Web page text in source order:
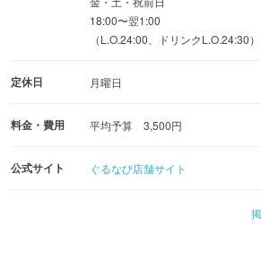
18:00〜翌1:00
（L.O.24:00、ドリンクL.O.24:30）
定休日 月曜日
料金・費用 平均予算 3,500円
公式サイト ぐるなび店舗サイト